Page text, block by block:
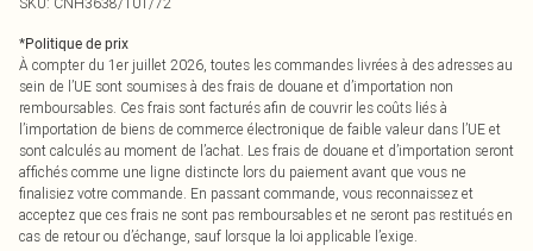
*Politique de prix
À compter du 1er juillet 2026, toutes les commandes livrées à des adresses au
sein de l’UE sont soumises à des frais de douane et d’importation non
remboursables. Ces frais sont facturés afin de couvrir les coûts liés à
l’importation de biens de commerce électronique de faible valeur dans l’UE et
sont calculés au moment de l’achat. Les frais de douane et d’importation seront
affichés comme une ligne distincte lors du paiement avant que vous ne
finalisiez votre commande. En passant commande, vous reconnaissez et
acceptez que ces frais ne sont pas remboursables et ne seront pas restitués en
cas de retour ou d’échange, sauf lorsque la loi applicable l’exige.